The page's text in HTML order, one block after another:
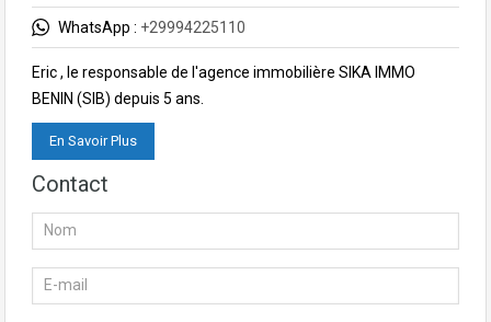
WhatsApp : +29994225110
Eric , le responsable de l'agence immobilière SIKA IMMO
BENIN (SIB) depuis 5 ans.
En Savoir Plus
Contact